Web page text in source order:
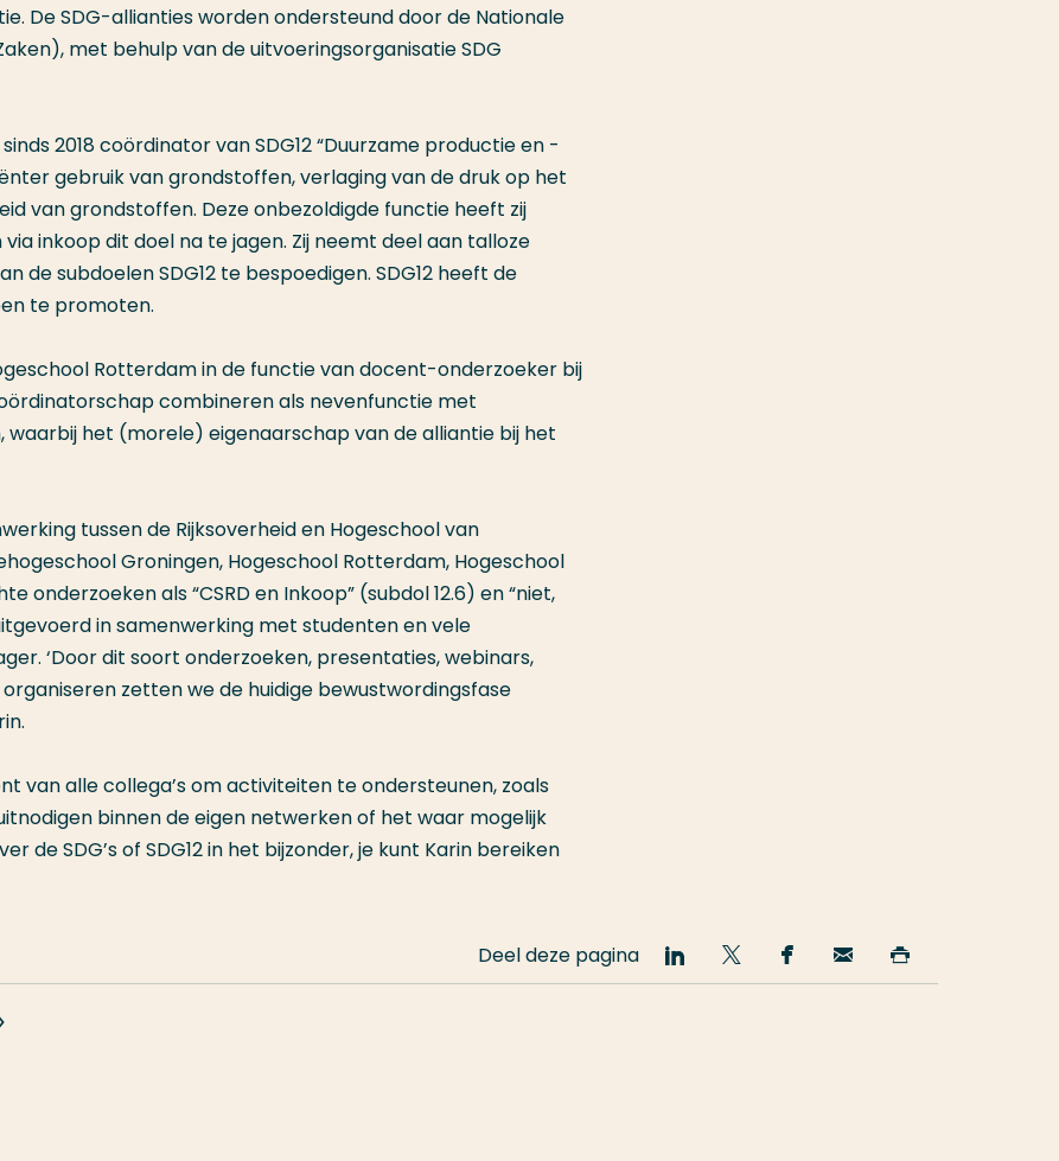
De SDG-allianties worden ondersteund door de Nationale
met behulp van de uitvoeringsorganisatie SDG
2018 coördinator van SDG12 “Duurzame productie en -
gebruik van grondstoffen, verlaging van de druk op het
van grondstoffen. Deze onbezoldigde functie heeft zij
inkoop dit doel na te jagen. Zij neemt deel aan talloze
subdoelen SDG12 te bespoedigen. SDG12 heeft de
te promoten.
Rotterdam in de functie van docent-onderzoeker bij
combineren als nevenfunctie met
het (morele) eigenaarschap van de alliantie bij het
tussen de Rijksoverheid en Hogeschool van
Groningen, Hogeschool Rotterdam, Hogeschool
als “CSRD en Inkoop” (subdol 12.6) en “niet,
in samenwerking met studenten en vele
‘Door dit soort onderzoeken, presentaties, webinars,
zetten we de huidige bewustwordingsfase
van alle collega’s om activiteiten te ondersteunen, zoals
binnen de eigen netwerken of het waar mogelijk
de SDG’s of SDG12 in het bijzonder, je kunt Karin bereiken
Deel deze pagina
Deel
op
Deel
op
Deel
op
Email
deze deze